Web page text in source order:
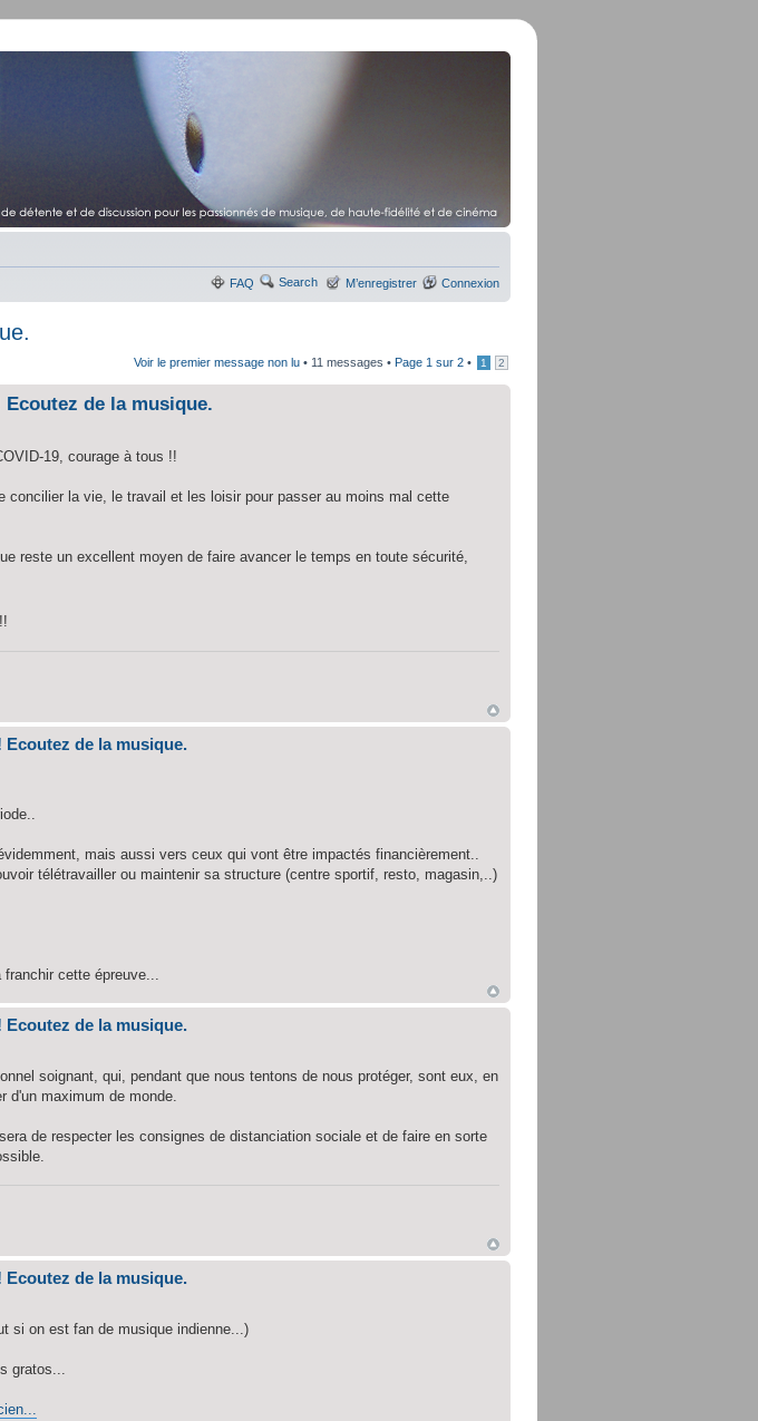
FAQ Search M’enregistrer Connexion
Voir le premier message non lu • 11 messages • Page 1 sur 2 • 1 2
de la musique.
19, courage à tous !!
concilier la vie, le travail et les loisir pour passer au moins mal cette
reste un excellent moyen de faire avancer le temps en toute sécurité,
Ecoutez de la musique.
mais aussi vers ceux qui vont être impactés financièrement..
télétravailler ou maintenir sa structure (centre sportif, resto, magasin,..)
franchir cette épreuve...
Ecoutez de la musique.
soignant, qui, pendant que nous tentons de nous protéger, sont eux, en
d'un maximum de monde.
de respecter les consignes de distanciation sociale et de faire en sorte
Ecoutez de la musique.
si on est fan de musique indienne...)
gratos...